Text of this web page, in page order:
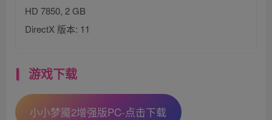
HD 7850, 2 GB
DirectX 版本: 11
游戏下载
小小梦魇2增强版PC-点击下载